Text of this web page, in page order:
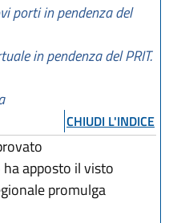
porti in pendenza del
in pendenza del PRIT.
CHIUDI L'INDICE
apposto il visto
promulga